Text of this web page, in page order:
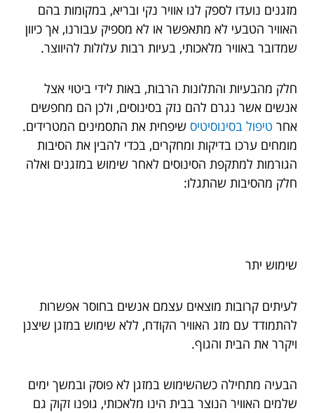
מזגנים נועדו לספק לנו אוויר נקי ובריא, במקומות בהם
האוויר הטבעי לא מתאפשר או לא מספיק עבורנו, אך כיוון
שמדובר באוויר מלאכותי, בעיות רבות עלולות להיווצר.
חלק מהבעיות והתלונות הרבות, באות לידי ביטוי אצל
אנשים אשר נגרם להם נזק בסינוסים, ולכן הם מחפשים
אחר טיפול בסינוסיטיס שיפחית את התסמינים המטרידים.
מומחים ערכו בדיקות ומחקרים, בכדי להבין את הסיבות
הגורמות למתקפת הסינוסים לאחר שימוש במזגנים ואלה
חלק מהסיבות שהתגלו:
שימוש יתר
לעיתים קרובות מוצאים עצמם אנשים בחוסר אפשרות
להתמודד עם מזג האוויר הקודח, ללא שימוש במזגן שיצנן
ויקרר את הבית והגוף.
הבעיה מתחילה כשהשימוש במזגן לא פוסק ובמשך ימים
שלמים האוויר הנוצר בבית הינו מלאכותי, גופנו זקוק גם